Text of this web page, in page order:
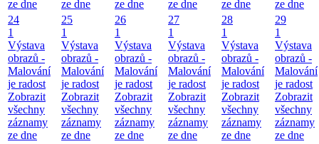
ze dne
ze dne
ze dne
ze dne
ze dne
ze dne
24
1
Výstava
obrazů -
Malování
je radost
Zobrazit
všechny
záznamy
ze dne
25
1
Výstava
obrazů -
Malování
je radost
Zobrazit
všechny
záznamy
ze dne
26
1
Výstava
obrazů -
Malování
je radost
Zobrazit
všechny
záznamy
ze dne
27
1
Výstava
obrazů -
Malování
je radost
Zobrazit
všechny
záznamy
ze dne
28
1
Výstava
obrazů -
Malování
je radost
Zobrazit
všechny
záznamy
ze dne
29
1
Výstava
obrazů -
Malování
je radost
Zobrazit
všechny
záznamy
ze dne